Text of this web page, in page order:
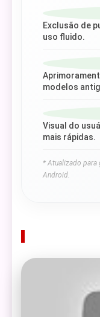
Exclusão de
uso fluido.
modelos
Visual do
mais rápidas.
* Atualizado para
Android.